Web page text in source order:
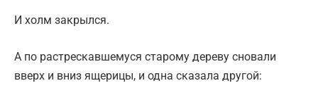
И холм закрылся.
А по растрескавшемуся старому дереву сновали
вверх и вниз ящерицы, и одна сказала другой: